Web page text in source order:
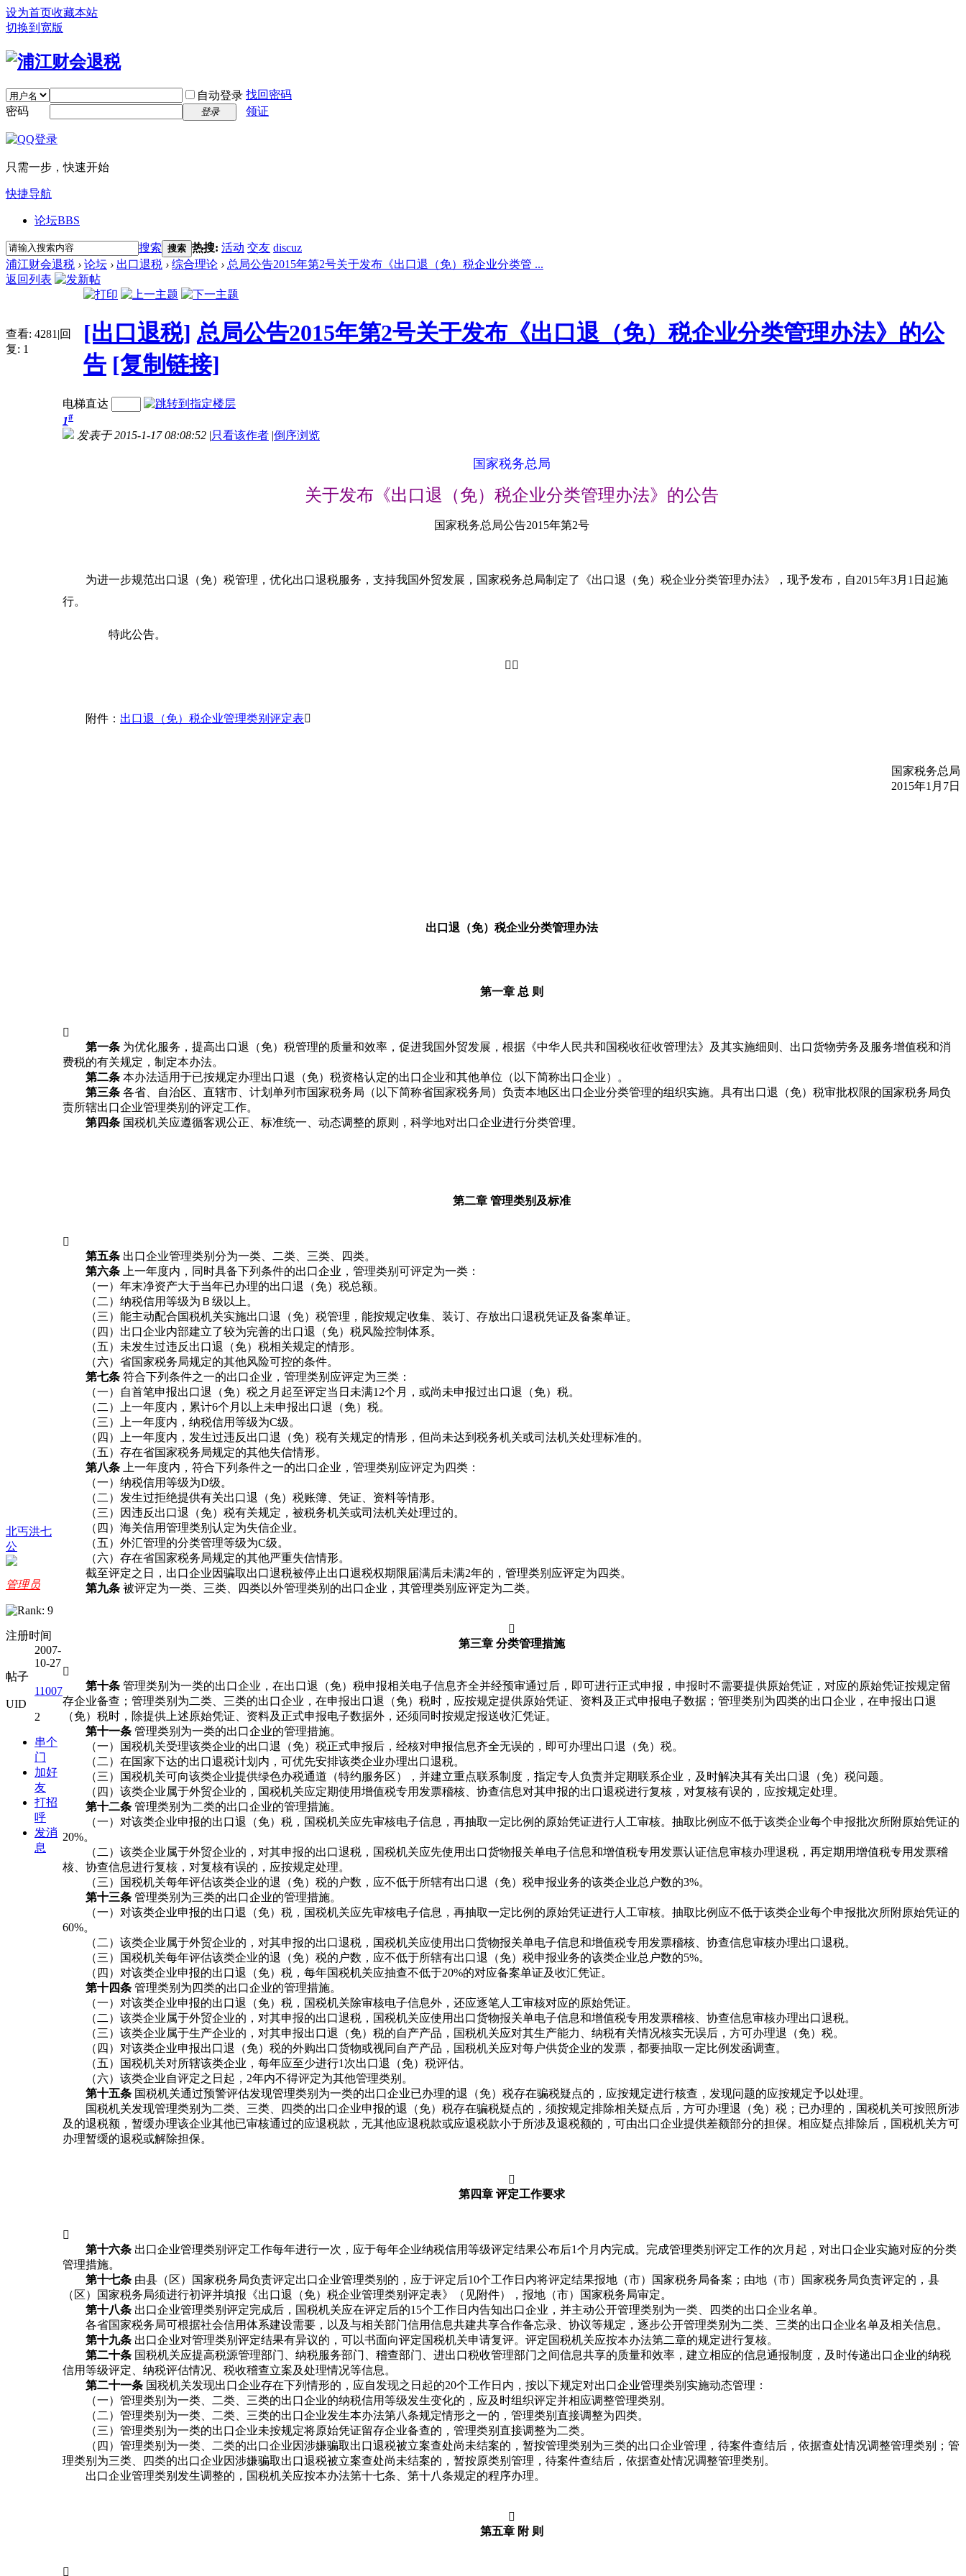
设为首页收藏本站
切换到宽版
自动登录 找回密码
密码
登录 领证
只需一步，快速开始
快捷导航
论坛BBS
搜索 搜索 热搜: 活动 交友 discuz
浦江财会退税 › 论坛 › 出口退税 › 综合理论 › 总局公告2015年第2号关于发布《出口退（免）税企业分类管 ...
返回列表
查看: 4281 |回
复: 1
[出口退税] 总局公告2015年第2号关于发布《出口退（免）税企业分类管理办法》的公
告 [复制链接]
北丐洪七
公
管理员
注册时间
2007-
10-27
帖子
11007
UID
2
串个
门
加好
友
打招
呼
发消
息
电梯直达
1#
发表于 2015-1-17 08:08:52 |只看该作者 |倒序浏览
国家税务总局
关于发布《出口退（免）税企业分类管理办法》的公告
国家税务总局公告2015年第2号
为进一步规范出口退（免）税管理，优化出口退税服务，支持我国外贸发展，国家税务总局制定了《出口退（免）税企业分类管理办法》，现予发布，自2015年3月1日起施
行。
特此公告。

附件： 出口退（免）税企业管理类别评定表
国家税务总局
2015年1月7日
出口退（免）税企业分类管理办法
第一章 总 则

第一条 为优化服务，提高出口退（免）税管理的质量和效率，促进我国外贸发展，根据《中华人民共和国税收征收管理法》及其实施细则、出口货物劳务及服务增值税和消
费税的有关规定，制定本办法。
第二条 本办法适用于已按规定办理出口退（免）税资格认定的出口企业和其他单位（以下简称出口企业）。
第三条 各省、自治区、直辖市、计划单列市国家税务局（以下简称省国家税务局）负责本地区出口企业分类管理的组织实施。具有出口退（免）税审批权限的国家税务局负
责所辖出口企业管理类别的评定工作。
第四条 国税机关应遵循客观公正、标准统一、动态调整的原则，科学地对出口企业进行分类管理。
第二章 管理类别及标准

第五条 出口企业管理类别分为一类、二类、三类、四类。
第六条 上一年度内，同时具备下列条件的出口企业，管理类别可评定为一类：
（一）年末净资产大于当年已办理的出口退（免）税总额。
（二）纳税信用等级为Ｂ级以上。
（三）能主动配合国税机关实施出口退（免）税管理，能按规定收集、装订、存放出口退税凭证及备案单证。
（四）出口企业内部建立了较为完善的出口退（免）税风险控制体系。
（五）未发生过违反出口退（免）税相关规定的情形。
（六）省国家税务局规定的其他风险可控的条件。
第七条 符合下列条件之一的出口企业，管理类别应评定为三类：
（一）自首笔申报出口退（免）税之月起至评定当日未满12个月，或尚未申报过出口退（免）税。
（二）上一年度内，累计6个月以上未申报出口退（免）税。
（三）上一年度内，纳税信用等级为C级。
（四）上一年度内，发生过违反出口退（免）税有关规定的情形，但尚未达到税务机关或司法机关处理标准的。
（五）存在省国家税务局规定的其他失信情形。
第八条 上一年度内，符合下列条件之一的出口企业，管理类别应评定为四类：
（一）纳税信用等级为D级。
（二）发生过拒绝提供有关出口退（免）税账簿、凭证、资料等情形。
（三）因违反出口退（免）税有关规定，被税务机关或司法机关处理过的。
（四）海关信用管理类别认定为失信企业。
（五）外汇管理的分类管理等级为C级。
（六）存在省国家税务局规定的其他严重失信情形。
截至评定之日，出口企业因骗取出口退税被停止出口退税权期限届满后未满2年的，管理类别应评定为四类。
第九条 被评定为一类、三类、四类以外管理类别的出口企业，其管理类别应评定为二类。

第三章 分类管理措施

第十条 管理类别为一类的出口企业，在出口退（免）税申报相关电子信息齐全并经预审通过后，即可进行正式申报，申报时不需要提供原始凭证，对应的原始凭证按规定留
存企业备查；管理类别为二类、三类的出口企业，在申报出口退（免）税时，应按规定提供原始凭证、资料及正式申报电子数据；管理类别为四类的出口企业，在申报出口退
（免）税时，除提供上述原始凭证、资料及正式申报电子数据外，还须同时按规定报送收汇凭证。
第十一条 管理类别为一类的出口企业的管理措施。
（一）国税机关受理该类企业的出口退（免）税正式申报后，经核对申报信息齐全无误的，即可办理出口退（免）税。
（二）在国家下达的出口退税计划内，可优先安排该类企业办理出口退税。
（三）国税机关可向该类企业提供绿色办税通道（特约服务区），并建立重点联系制度，指定专人负责并定期联系企业，及时解决其有关出口退（免）税问题。
（四）该类企业属于外贸企业的，国税机关应定期使用增值税专用发票稽核、协查信息对其申报的出口退税进行复核，对复核有误的，应按规定处理。
第十二条 管理类别为二类的出口企业的管理措施。
（一）对该类企业申报的出口退（免）税，国税机关应先审核电子信息，再抽取一定比例的原始凭证进行人工审核。抽取比例应不低于该类企业每个申报批次所附原始凭证的
20%。
（二）该类企业属于外贸企业的，对其申报的出口退税，国税机关应先使用出口货物报关单电子信息和增值税专用发票认证信息审核办理退税，再定期用增值税专用发票稽
核、协查信息进行复核，对复核有误的，应按规定处理。
（三）国税机关每年评估该类企业的退（免）税的户数，应不低于所辖有出口退（免）税申报业务的该类企业总户数的3%。
第十三条 管理类别为三类的出口企业的管理措施。
（一）对该类企业申报的出口退（免）税，国税机关应先审核电子信息，再抽取一定比例的原始凭证进行人工审核。抽取比例应不低于该类企业每个申报批次所附原始凭证的
60%。
（二）该类企业属于外贸企业的，对其申报的出口退税，国税机关应使用出口货物报关单电子信息和增值税专用发票稽核、协查信息审核办理出口退税。
（三）国税机关每年评估该类企业的退（免）税的户数，应不低于所辖有出口退（免）税申报业务的该类企业总户数的5%。
（四）对该类企业申报的出口退（免）税，每年国税机关应抽查不低于20%的对应备案单证及收汇凭证。
第十四条 管理类别为四类的出口企业的管理措施。
（一）对该类企业申报的出口退（免）税，国税机关除审核电子信息外，还应逐笔人工审核对应的原始凭证。
（二）该类企业属于外贸企业的，对其申报的出口退税，国税机关应使用出口货物报关单电子信息和增值税专用发票稽核、协查信息审核办理出口退税。
（三）该类企业属于生产企业的，对其申报出口退（免）税的自产产品，国税机关应对其生产能力、纳税有关情况核实无误后，方可办理退（免）税。
（四）对该类企业申报出口退（免）税的外购出口货物或视同自产产品，国税机关应对每户供货企业的发票，都要抽取一定比例发函调查。
（五）国税机关对所辖该类企业，每年应至少进行1次出口退（免）税评估。
（六）该类企业自评定之日起，2年内不得评定为其他管理类别。
第十五条 国税机关通过预警评估发现管理类别为一类的出口企业已办理的退（免）税存在骗税疑点的，应按规定进行核查，发现问题的应按规定予以处理。
国税机关发现管理类别为二类、三类、四类的出口企业申报的退（免）税存在骗税疑点的，须按规定排除相关疑点后，方可办理退（免）税；已办理的，国税机关可按照所涉
及的退税额，暂缓办理该企业其他已审核通过的应退税款，无其他应退税款或应退税款小于所涉及退税额的，可由出口企业提供差额部分的担保。相应疑点排除后，国税机关方可
办理暂缓的退税或解除担保。

第四章 评定工作要求

第十六条 出口企业管理类别评定工作每年进行一次，应于每年企业纳税信用等级评定结果公布后1个月内完成。完成管理类别评定工作的次月起，对出口企业实施对应的分类
管理措施。
第十七条 由县（区）国家税务局负责评定出口企业管理类别的，应于评定后10个工作日内将评定结果报地（市）国家税务局备案；由地（市）国家税务局负责评定的，县
（区）国家税务局须进行初评并填报《出口退（免）税企业管理类别评定表》（见附件），报地（市）国家税务局审定。
第十八条 出口企业管理类别评定完成后，国税机关应在评定后的15个工作日内告知出口企业，并主动公开管理类别为一类、四类的出口企业名单。
各省国家税务局可根据社会信用体系建设需要，以及与相关部门信用信息共建共享合作备忘录、协议等规定，逐步公开管理类别为二类、三类的出口企业名单及相关信息。
第十九条 出口企业对管理类别评定结果有异议的，可以书面向评定国税机关申请复评。评定国税机关应按本办法第二章的规定进行复核。
第二十条 国税机关应提高税源管理部门、纳税服务部门、稽查部门、进出口税收管理部门之间信息共享的质量和效率，建立相应的信息通报制度，及时传递出口企业的纳税
信用等级评定、纳税评估情况、税收稽查立案及处理情况等信息。
第二十一条 国税机关发现出口企业存在下列情形的，应自发现之日起的20个工作日内，按以下规定对出口企业管理类别实施动态管理：
（一）管理类别为一类、二类、三类的出口企业的纳税信用等级发生变化的，应及时组织评定并相应调整管理类别。
（二）管理类别为一类、二类、三类的出口企业发生本办法第八条规定情形之一的，管理类别直接调整为四类。
（三）管理类别为一类的出口企业未按规定将原始凭证留存企业备查的，管理类别直接调整为二类。
（四）管理类别为一类、二类的出口企业因涉嫌骗取出口退税被立案查处尚未结案的，暂按管理类别为三类的出口企业管理，待案件查结后，依据查处情况调整管理类别；管
理类别为三类、四类的出口企业因涉嫌骗取出口退税被立案查处尚未结案的，暂按原类别管理，待案件查结后，依据查处情况调整管理类别。
出口企业管理类别发生调整的，国税机关应按本办法第十七条、第十八条规定的程序办理。

第五章 附 则
